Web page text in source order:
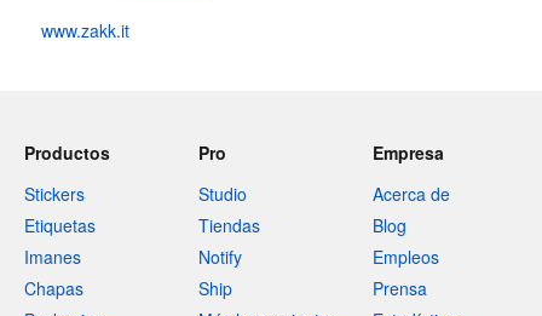
www.zakk.it
Productos
Stickers
Etiquetas
Imanes
Chapas
Pro
Studio
Tiendas
Notify
Ship
Empresa
Acerca de
Blog
Empleos
Prensa